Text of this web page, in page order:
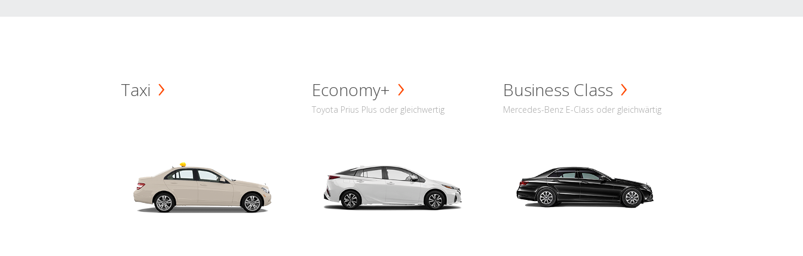
Taxi Economy+
Toyota Prius Plus oder gleichwertig
Business Class
Mercedes-Benz E-Class oder gleichwärtig